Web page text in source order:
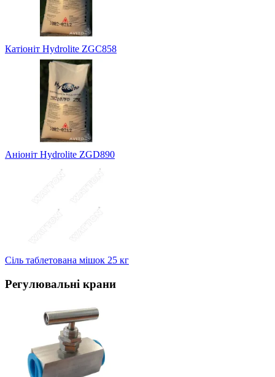
Катіоніт Hydrolite ZGC858
Аніоніт Hydrolite ZGD890
Сіль таблетована мішок 25 кг
Регулювальні крани